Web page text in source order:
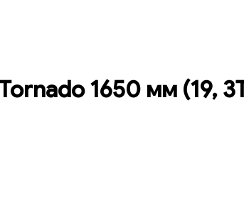
1650 мм (19,